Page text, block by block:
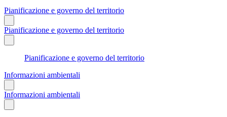
Pianificazione e governo del territorio
Pianificazione e governo del territorio
Pianificazione e governo del territorio
Informazioni ambientali
Informazioni ambientali